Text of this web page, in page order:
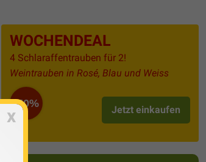
WOCHENDEAL
4 Schlaraffentrauben für 2!
Weintrauben in Rosé, Blau und Weiss
-50%
Jetzt einkaufen
x